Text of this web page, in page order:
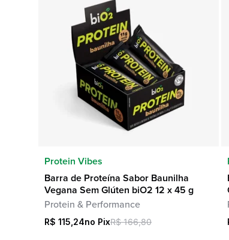
COMPRA RÁPIDA
Protein Vibes
Barra de Proteína Sabor Baunilha
Vegana Sem Glúten biO2 12 x 45 g
Protein & Performance
R$166,80
R$ 115,24